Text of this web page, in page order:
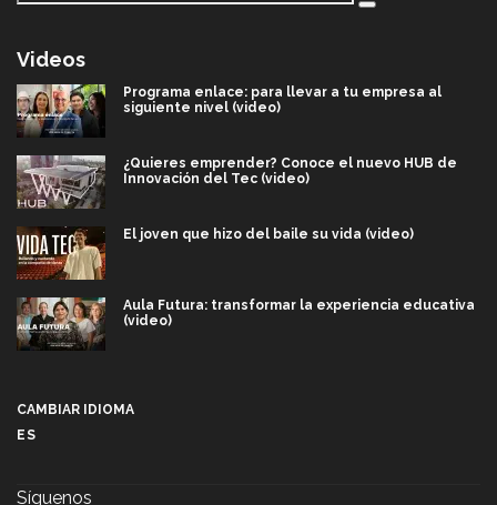
Videos
Programa enlace: para llevar a tu empresa al
siguiente nivel (video)
¿Quieres emprender? Conoce el nuevo HUB de
Innovación del Tec (video)
El joven que hizo del baile su vida (video)
Aula Futura: transformar la experiencia educativa
(video)
CAMBIAR IDIOMA
ES
Síguenos